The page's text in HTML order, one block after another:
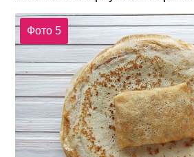
Фото 5